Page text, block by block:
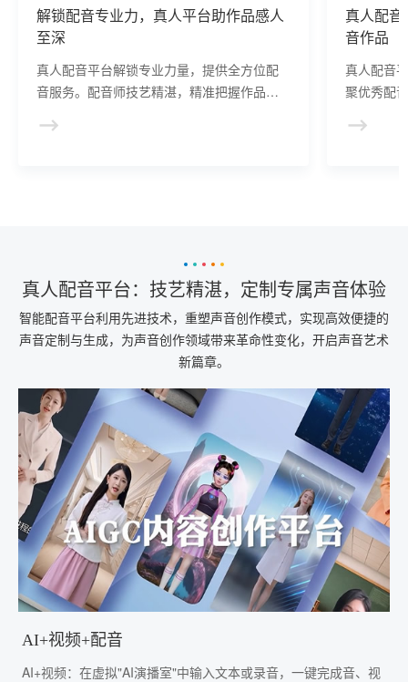
解锁配音专业力，真人平台助作品感人
至深
真人配音平台解锁专业力量，提供全方位配
音服务。配音师技艺精湛，精准把握作品风
影响力。
真人配音
音作品
真人配音
聚优秀配
真人配音平台：技艺精湛，定制专属声音体验
智能配音平台利用先进技术，重塑声音创作模式，实现高效便捷的
声音定制与生成，为声音创作领域带来革命性变化，开启声音艺术
新篇章。
AI+视频+配音
AI+视频：在虚拟"AI演播室"中输入文本或录音，一键完成音、视